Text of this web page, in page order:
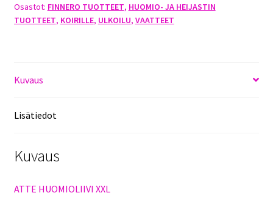
määrä
Osastot: FINNERO TUOTTEET, HUOMIO- JA HEIJASTIN
TUOTTEET, KOIRILLE, ULKOILU, VAATTEET
Kuvaus
Lisätiedot
Kuvaus
ATTE HUOMIOLIIVI XXL